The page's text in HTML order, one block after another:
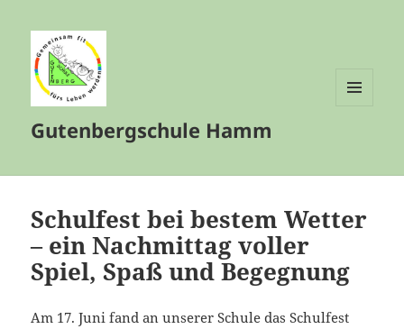
Gutenbergschule Hamm
Schulfest bei bestem Wetter
– ein Nachmittag voller
Spiel, Spaß und Begegnung
Am 17. Juni fand an unserer Schule das Schulfest